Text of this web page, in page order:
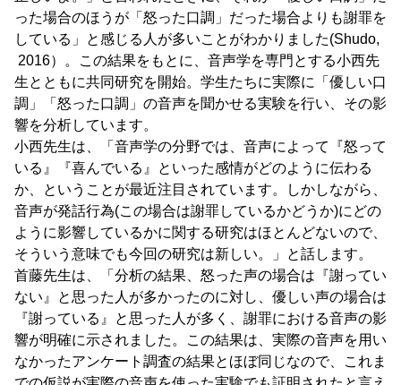
った場合のほうが「怒った口調」だった場合よりも謝罪を
している」と感じる人が多いことがわかりました(Shudo,
2016）。この結果をもとに、音声学を専門とする小西先
生とともに共同研究を開始。学生たちに実際に「優しい口
調」「怒った口調」の音声を聞かせる実験を行い、その影
響を分析しています。
小西先生は、「音声学の分野では、音声によって『怒って
いる』『喜んでいる』といった感情がどのように伝わる
か、ということが最近注目されています。しかしながら、
音声が発話行為(この場合は謝罪しているかどうか)にどの
ように影響しているかに関する研究はほとんどないので、
そういう意味でも今回の研究は新しい。」と話します。
首藤先生は、「分析の結果、怒った声の場合は『謝ってい
ない』と思った人が多かったのに対し、優しい声の場合は
『謝っている』と思った人が多く、謝罪における音声の影
響が明確に示されました。この結果は、実際の音声を用い
なかったアンケート調査の結果とほぼ同じなので、これま